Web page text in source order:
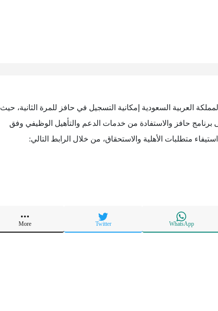
العربية السعودية إمكانية التسجيل في حافز للمرة الثانية، حيث
برنامج حافز والاستفادة من خدمات الدعم والتأهيل الوظيفي وفق
متطلبات الأهلية والاستحقاق، من خلال الرابط التالي:
WhatsApp
Twitter
More